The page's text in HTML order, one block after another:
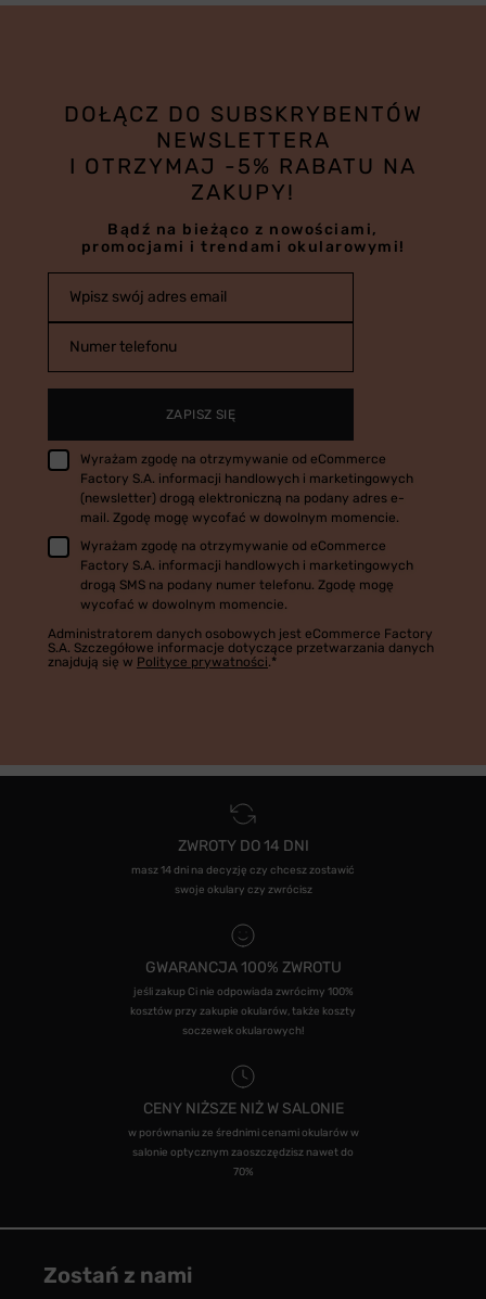
DOŁĄCZ DO SUBSKRYBENTÓW
NEWSLETTERA
I OTRZYMAJ -5% RABATU NA
ZAKUPY!
Bądź na bieżąco z nowościami,
promocjami i trendami okularowymi!
Wpisz swój adres email
Numer telefonu
ZAPISZ SIĘ
Wyrażam zgodę na otrzymywanie od eCommerce
Factory S.A. informacji handlowych i marketingowych
(newsletter) drogą elektroniczną na podany adres e-
mail. Zgodę mogę wycofać w dowolnym momencie.
Wyrażam zgodę na otrzymywanie od eCommerce
Factory S.A. informacji handlowych i marketingowych
drogą SMS na podany numer telefonu. Zgodę mogę
wycofać w dowolnym momencie.
Administratorem danych osobowych jest eCommerce Factory
S.A. Szczegółowe informacje dotyczące przetwarzania danych
znajdują się w Polityce prywatności.*
ZWROTY DO 14 DNI
masz 14 dni na decyzję czy chcesz zostawić
swoje okulary czy zwrócisz
GWARANCJA 100% ZWROTU
jeśli zakup Ci nie odpowiada zwrócimy 100%
kosztów przy zakupie okularów, także koszty
soczewek okularowych!
CENY NIŻSZE NIŻ W SALONIE
w porównaniu ze średnimi cenami okularów w
salonie optycznym zaoszczędzisz nawet do
70%
Zostań z nami